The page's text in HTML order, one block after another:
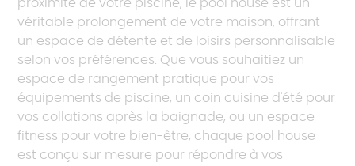
proximité de votre piscine, le pool house est un
véritable prolongement de votre maison, offrant
un espace de détente et de loisirs personnalisable
selon vos préférences. Que vous souhaitiez un
espace de rangement pratique pour vos
équipements de piscine, un coin cuisine d'été pour
vos collations après la baignade, ou un espace
fitness pour votre bien-être, chaque pool house
est conçu sur mesure pour répondre à vos